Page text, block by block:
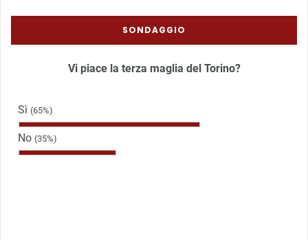
SONDAGGIO
Vi piace la terza maglia del Torino?
Sì (65%)
No (35%)